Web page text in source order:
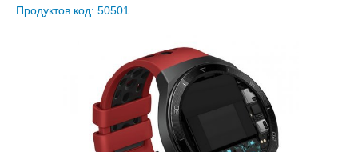
Продуктов код: 50501